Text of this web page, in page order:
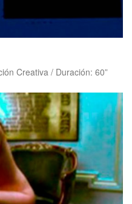
Creativa / Duración: 60”